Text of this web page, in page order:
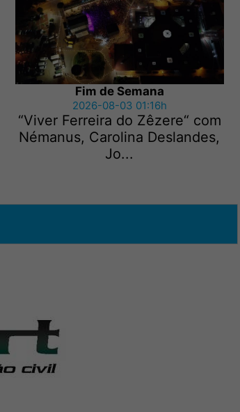
Fim de Semana
2026-08-03 01:16h
“Viver Ferreira do Zêzere“ com
Némanus, Carolina Deslandes,
Jo...